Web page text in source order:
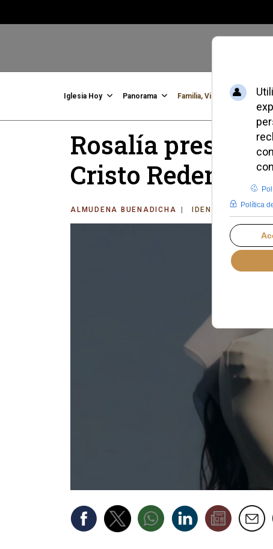
Iglesia Hoy Panorama Familia, Vida, Identidad
Rosalía presenta
Cristo Redentor
ALMUDENA BUENADICHA IDENTIDAD